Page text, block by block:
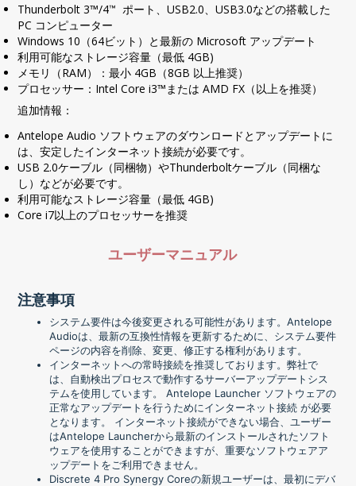
Thunderbolt 3™/4™ ポート、USB2.0、USB3.0などの搭載した
PC コンピューター
Windows 10（64ビット）と最新の Microsoft アップデート
利用可能なストレージ容量（最低 4GB)
メモリ（RAM）：最小 4GB（8GB 以上推奨）
プロセッサー：Intel Core i3™または AMD FX（以上を推奨）
追加情報：
Antelope Audio ソフトウェアのダウンロードとアップデートに
は、安定したインターネット接続が必要です。
USB 2.0ケーブル（同梱物）やThunderboltケーブル（同梱な
し）などが必要です。
利用可能なストレージ容量（最低 4GB)
Core i7以上のプロセッサーを推奨
ユーザーマニュアル
注意事項
システム要件は今後変更される可能性があります。Antelope
Audioは、最新の互換性情報を更新するために、システム要件
ページの内容を削除、変更、修正する権利があります。
インターネットへの常時接続を推奨しております。弊社で
は、⾃動検出プロセスで動作するサーバーアップデートシス
テムを使⽤しています。 Antelope Launcher ソフトウェアの
正常なアップデートを⾏うためにインターネット接続 が必要
となります。 インターネット接続ができない場合、ユーザー
はAntelope Launcherから最新のインストールされたソフト
ウェアを使用することができますが、重要なソフトウェアア
ップデートをご利用できません。
Discrete 4 Pro Synergy Coreの新規ユーザーは、最初にデバ